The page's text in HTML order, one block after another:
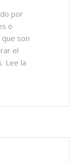
por
o
son
el
Lee la